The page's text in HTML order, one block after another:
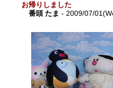
お帰りしました
番頭 たま - 2009/07/